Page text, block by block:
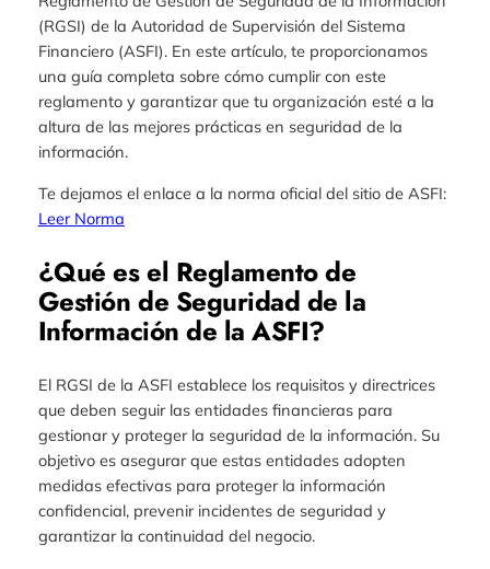
(RGSI) de la Autoridad de Supervisión del Sistema
Financiero (ASFI). En este artículo, te proporcionamos
una guía completa sobre cómo cumplir con este
reglamento y garantizar que tu organización esté a la
altura de las mejores prácticas en seguridad de la
información.
Te dejamos el enlace a la norma oficial del sitio de ASFI:
Leer Norma
¿Qué es el Reglamento de
Gestión de Seguridad de la
Información de la ASFI?
El RGSI de la ASFI establece los requisitos y directrices
que deben seguir las entidades financieras para
gestionar y proteger la seguridad de la información. Su
objetivo es asegurar que estas entidades adopten
medidas efectivas para proteger la información
confidencial, prevenir incidentes de seguridad y
garantizar la continuidad del negocio.